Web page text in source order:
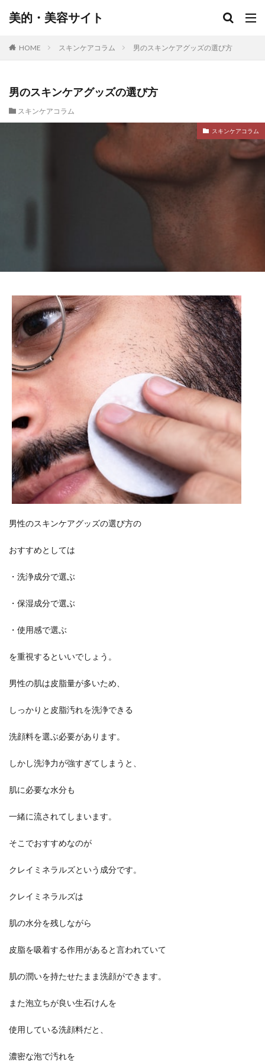
美的・美容サイト
HOME スキンケアコラム 男のスキンケアグッズの選び方
男のスキンケアグッズの選び方
スキンケアコラム
スキンケアコラム
男性のスキンケアグッズの選び方の
おすすめとしては
・洗浄成分で選ぶ
・保湿成分で選ぶ
・使用感で選ぶ
を重視するといいでしょう。
男性の肌は皮脂量が多いため、
しっかりと皮脂汚れを洗浄できる
洗顔料を選ぶ必要があります。
しかし洗浄力が強すぎてしまうと、
肌に必要な水分も
一緒に流されてしまいます。
そこでおすすめなのが
クレイミネラルズという成分です。
クレイミネラルズは
肌の水分を残しながら
皮脂を吸着する作用があると言われていて
肌の潤いを持たせたまま洗顔ができます。
また泡立ちが良い生石けんを
使用している洗顔料だと、
濃密な泡で汚れを